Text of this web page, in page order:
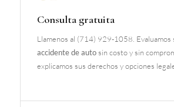
Consulta gratuita
Llamenos al (714) 929-1058. Evaluamos
accidente de autosin costo y sin
explicamos sus derechos y opciones